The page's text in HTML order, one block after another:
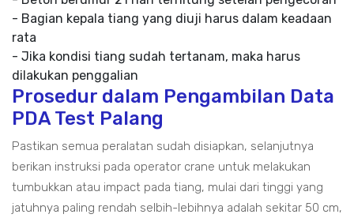
- Bagian kepala tiang yang diuji harus dalam keadaan
rata
- Jika kondisi tiang sudah tertanam, maka harus
dilakukan penggalian
Prosedur dalam Pengambilan Data
PDA Test Palang
Pastikan semua peralatan sudah disiapkan, selanjutnya
berikan instruksi pada operator crane untuk melakukan
tumbukkan atau impact pada tiang, mulai dari tinggi yang
jatuhnya paling rendah selbih-lebihnya adalah sekitar 50 cm,